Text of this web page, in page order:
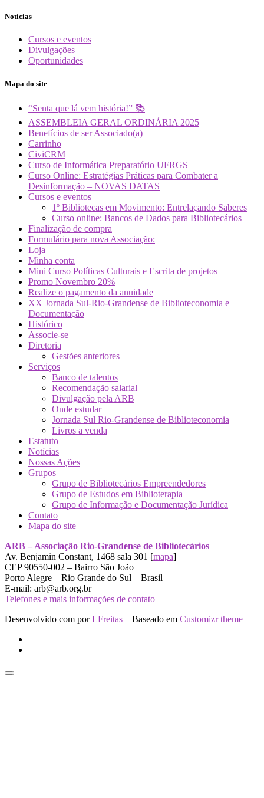
Notícias
Cursos e eventos
Divulgações
Oportunidades
Mapa do site
“Senta que lá vem história!” 📚
ASSEMBLEIA GERAL ORDINÁRIA 2025
Benefícios de ser Associado(a)
Carrinho
CiviCRM
Curso de Informática Preparatório UFRGS
Curso Online: Estratégias Práticas para Combater a
Desinformação – NOVAS DATAS
Cursos e eventos
1º Bibliotecas em Movimento: Entrelaçando Saberes
Curso online: Bancos de Dados para Bibliotecários
Finalização de compra
Formulário para nova Associação:
Loja
Minha conta
Mini Curso Políticas Culturais e Escrita de projetos
Promo Novembro 20%
Realize o pagamento da anuidade
XX Jornada Sul-Rio-Grandense de Biblioteconomia e
Documentação
Histórico
Associe-se
Diretoria
Gestões anteriores
Serviços
Banco de talentos
Recomendação salarial
Divulgação pela ARB
Onde estudar
Jornada Sul Rio-Grandense de Biblioteconomia
Livros a venda
Estatuto
Notícias
Nossas Ações
Grupos
Grupo de Bibliotecários Empreendedores
Grupo de Estudos em Biblioterapia
Grupo de Informação e Documentação Jurídica
Contato
Mapa do site
ARB – Associação Rio-Grandense de Bibliotecários
Av. Benjamin Constant, 1468 sala 301 [mapa]
CEP 90550-002 – Bairro São João
Porto Alegre – Rio Grande do Sul – Brasil
E-mail: arb@arb.org.br
Telefones e mais informações de contato
Desenvolvido com porLFreitas – Baseado em Customizr theme